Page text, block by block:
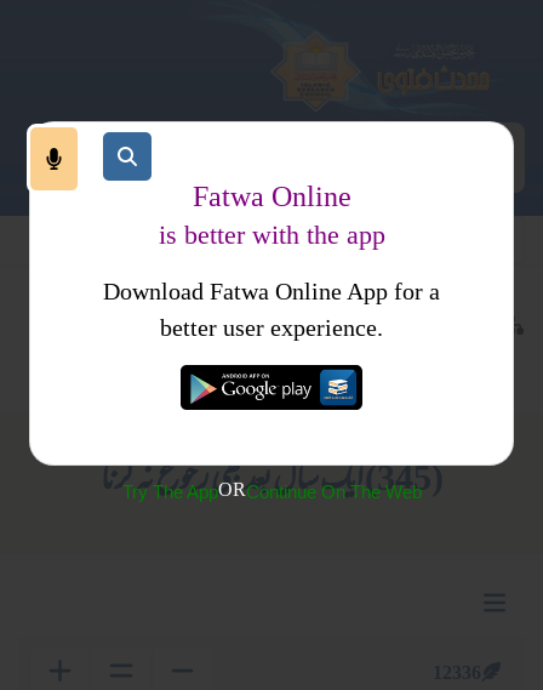
طلاق
کتب فتاوی
فتاوی اصحاب الحدیث جلد2
(345) ایک سال بعد بھی رجوع نہ کرنا
Fatwa Online
is better with the app
Download Fatwa Online App for a
better user experience.
Try The AppORContinue On The Web